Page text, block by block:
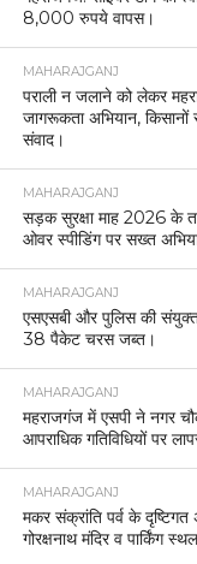
8,000 रुपये वापस।
MAHARAJGANJ
पराली न जलाने को लेकर
जागरूकता अभियान, किसानों
संवाद।
MAHARAJGANJ
सड़क सुरक्षा माह 2026 के
ओवर स्पीडिंग पर सख्त
MAHARAJGANJ
एसएसबी और पुलिस की संयुक्त
38 पैकेट चरस जब्त।
MAHARAJGANJ
महराजगंज में एसपी ने नगर
आपराधिक गतिविधियों पर
MAHARAJGANJ
मकर संक्रांति पर्व के दृष्टिगत
गोरक्षनाथ मंदिर व पार्किंग